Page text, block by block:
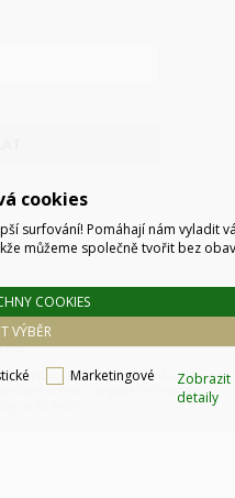
vystavit kupujícímu účtenku. Zároveň
daně online, v případě technického
cookies
surfování! Pomáhají nám vyladit
můžeme společně tvořit bez
VÝBĚR
COOKIES
Marketingové
Zobrazit
detaily